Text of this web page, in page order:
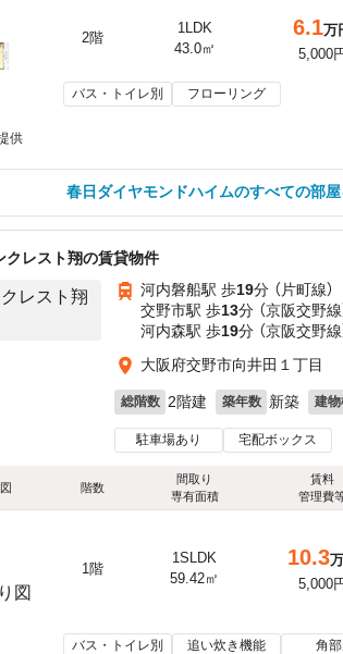
2階
1LDK
43.0㎡
6.1万
5,000
バス・トイレ別 フローリング
供
春日ダイヤモンドハイムのすべての部
クレスト翔の賃貸物件
河内磐船駅 歩19分 （片町線）
交野市駅 歩13分 （京阪交野線
河内森駅 歩19分 （京阪交野線
大阪府交野市向井田１丁目
総階数 2階建 築年数 新築 建
駐車場あり 宅配ボックス
階数
間取り
専有面積
賃料
管理費
1階
1SLDK
59.42㎡
10.3
5,000
バス・トイレ別 追い炊き機能 角